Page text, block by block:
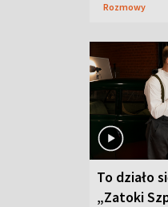
Rozmowy
To działo
„Zatoki